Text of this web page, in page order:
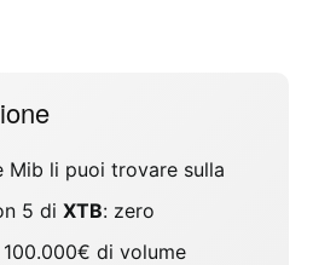
li puoi trovare sulla
5 di XTB: zero
di volume